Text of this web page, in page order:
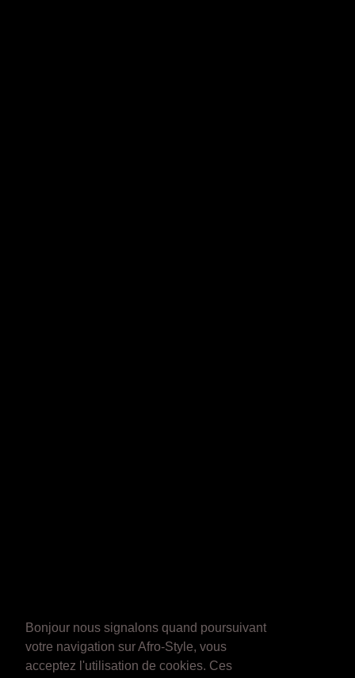
Bonjour nous signalons quand poursuivant
votre navigation sur Afro-Style, vous
acceptez l'utilisation de cookies. Ces